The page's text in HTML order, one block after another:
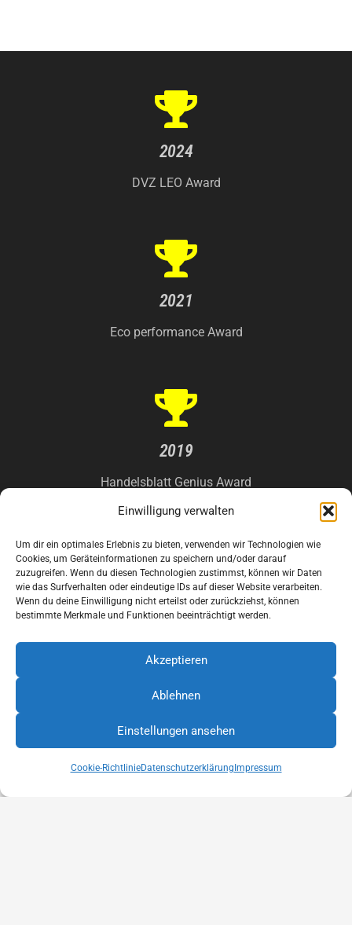
Einwilligung verwalten
Um dir ein optimales Erlebnis zu bieten, verwenden wir Technologien wie
Cookies, um Geräteinformationen zu speichern und/oder darauf
zuzugreifen. Wenn du diesen Technologien zustimmst, können wir Daten
wie das Surfverhalten oder eindeutige IDs auf dieser Website verarbeiten.
Wenn du deine Einwilligung nicht erteilst oder zurückziehst, können
bestimmte Merkmale und Funktionen beeinträchtigt werden.
Akzeptieren
Ablehnen
Einstellungen ansehen
Cookie-RichtlinieDatenschutzerklärung Impressum
2024
DVZ LEO Award
2021
Eco performance Award
2019
Handelsblatt Genius Award
2018
2016
Diese Internetseite verwendet Cookies für die Analyse und
Statistik. Cookies helfen uns, die Benutzerfreundlichkeit
unserer Website zu verbessern. Durch die weitere Nutzung
der Website stimmen Sie der Verwendung zu. Weitere
Informationen hierzu finden Sie in unserer